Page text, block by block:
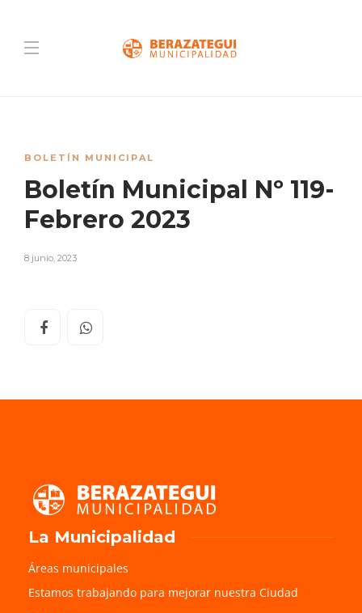
BOLETÍN MUNICIPAL
Boletín Municipal Nº 119-
Febrero 2023
8 junio, 2023
La Municipalidad
Áreas municipales
Estamos trabajando para mejorar nuestra Ciudad